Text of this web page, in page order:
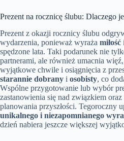
Prezent na rocznicę ślubu: Dlaczego
Prezent z okazji rocznicy ślubu
wydarzenia, ponieważ wyraża miłość i
spędzone lata. Taki podarunek nie
partnerami, ale również umacnia
wyjątkowe chwile i osiągnięcia z
starannie dobrany i osobisty, co
Wspólne przygotowanie lub wybór
zastanowienia się nad związkiem
planowania przyszłości. Tegoroczny
unikalnego i niezapomnianego
dzień nabiera jeszcze większej